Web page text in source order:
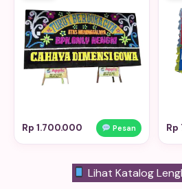
Rp 1.700.000 Pesan
Lihat Katalog